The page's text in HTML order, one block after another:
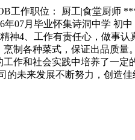
工作职位： 厨工|食堂厨师
07月毕业怀集诗洞中学 初
神4、工作有责任心，做事
制各种菜式，保证出品质量
作和社会实践中培养了一定
的未来发展不断努力，创造佳